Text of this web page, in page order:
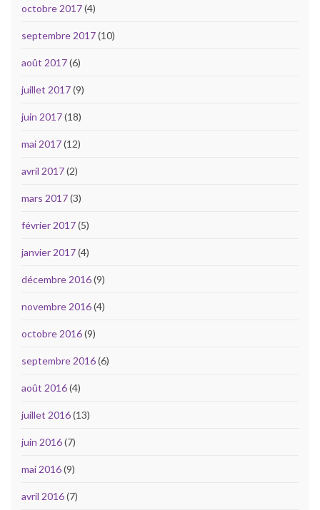
octobre 2017(4)
septembre 2017(10)
août 2017(6)
juillet 2017(9)
juin 2017(18)
mai 2017(12)
avril 2017(2)
mars 2017(3)
février 2017(5)
janvier 2017(4)
décembre 2016(9)
novembre 2016(4)
octobre 2016(9)
septembre 2016(6)
août 2016(4)
juillet 2016(13)
juin 2016(7)
mai 2016(9)
avril 2016(7)